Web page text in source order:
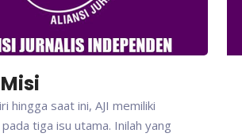
hingga saat ini, AJI memiliki
tiga isu utama. Inilah yang